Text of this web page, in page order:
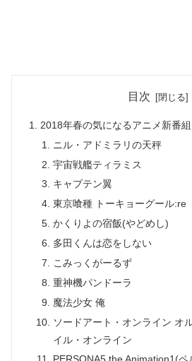
目次
2018年春の気になるアニメ新番組
ニル・アドミラリの天秤
宇宙戦艦ティラミス
キャプテン翼
東京喰種 トーキョーグール:re
かくりよの宿飯(やどめし)
多田くんは恋をしない
こみっくがーるず
重神機パンドーラ
魔法少女 俺
ソードアート・オンライン オ
イル・オンライン